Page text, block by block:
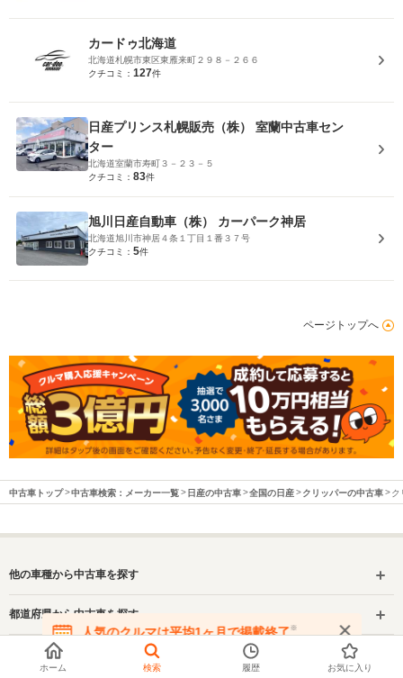
カードゥ北海道
北海道札幌市東区東雁来町２９８－２６６
クチコミ： 127件
日産プリンス札幌販売（株） 室蘭中古車セン
ター
北海道室蘭市寿町３－２３－５
クチコミ： 83件
旭川日産自動車（株） カーパーク神居
北海道旭川市神居４条１丁目１番３７号
クチコミ： 5件
ページトップへ
中古車トップ 中古車検索：メーカー一覧 日産の中古車 全国の日産 クリッパーの中古車 ク
他の車種から中古車を探す
都道府県から中古車を探す
クリッパーの中古車を都道府県から探す
人気のクルマは平均1ヶ月で掲載終了※
在庫が無くなる前にお問い合わせください
ホーム 検索 履歴 お気に入り